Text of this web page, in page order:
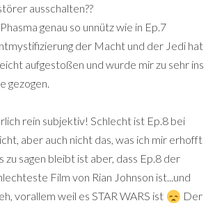
ausschalten??
genau so unnütz wie in Ep.7
der Macht und der Jedi hat
aufgestoßen und wurde mir zu sehr ins
gezogen.
rein subjektiv! Schlecht ist Ep.8 bei
aber auch nicht das, was ich mir erhofft
zu sagen bleibt ist aber, dass Ep.8 der
Film von Rian Johnson ist...und
vorallem weil es STAR WARS ist
Der